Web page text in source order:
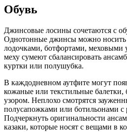
Обувь
Джинсовые лосины сочетаются с
Однотонные джинсы можно носить
лодочками, ботфортами, меховыми
меху сумеют сбалансировать
куртки или полушубка.
В каждодневном аутфите могут
кожаные или текстильные
узором. Неплохо смотрятся
полусапожками или ботильонами
Подчеркнуть оригинальности
казаки, которые носят с вещами в